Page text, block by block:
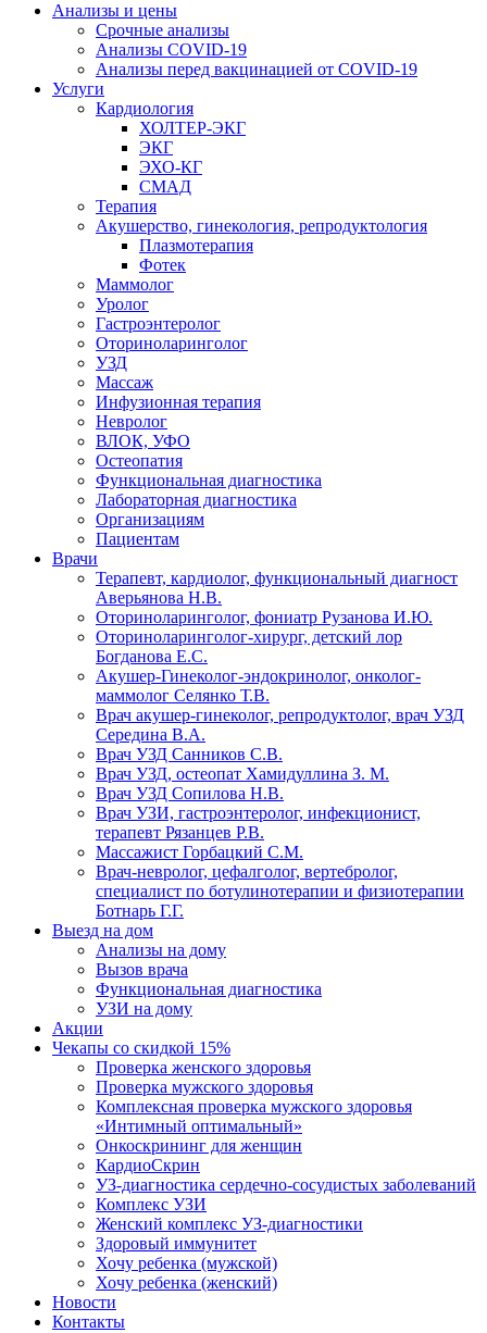
Анализы и цены
Срочные анализы
Анализы COVID-19
Анализы перед вакцинацией от COVID-19
Услуги
Кардиология
ХОЛТЕР-ЭКГ
ЭКГ
ЭХО-КГ
СМАД
Терапия
Акушерство, гинекология, репродуктология
Плазмотерапия
Фотек
Маммолог
Уролог
Гастроэнтеролог
Оториноларинголог
УЗД
Массаж
Инфузионная терапия
Невролог
ВЛОК, УФО
Остеопатия
Функциональная диагностика
Лабораторная диагностика
Организациям
Пациентам
Врачи
Терапевт, кардиолог, функциональный диагност
Аверьянова Н.В.
Оториноларинголог, фониатр Рузанова И.Ю.
Оториноларинголог-хирург, детский лор
Богданова Е.С.
Акушер-Гинеколог-эндокринолог, онколог-
маммолог Селянко Т.В.
Врач акушер-гинеколог, репродуктолог, врач УЗД
Середина В.А.
Врач УЗД Санников С.В.
Врач УЗД, остеопат Хамидуллина З. М.
Врач УЗД Сопилова Н.В.
Врач УЗИ, гастроэнтеролог, инфекционист,
терапевт Рязанцев Р.В.
Массажист Горбацкий С.М.
Врач-невролог, цефалголог, вертебролог,
специалист по ботулинотерапии и физиотерапии
Ботнарь Г.Г.
Выезд на дом
Анализы на дому
Вызов врача
Функциональная диагностика
УЗИ на дому
Акции
Чекапы со скидкой 15%
Проверка женского здоровья
Проверка мужского здоровья
Комплексная проверка мужского здоровья
«Интимный оптимальный»
Онкоcкрининг для женщин
КардиоСкрин
УЗ-диагностика сердечно-сосудистых заболеваний
Комплекс УЗИ
Женский комплекс УЗ-диагностики
Здоровый иммунитет
Хочу ребенка (мужской)
Хочу ребенка (женский)
Новости
Контакты